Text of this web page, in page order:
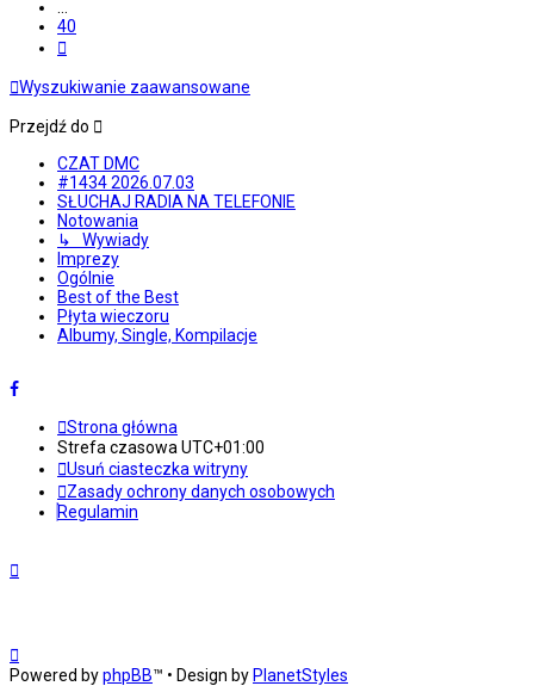
40
Wyszukiwanie zaawansowane
Przejdź do
CZAT DMC
#1434 2026.07.03
SŁUCHAJ RADIA NA TELEFONIE
Notowania
↳ Wywiady
Imprezy
Ogólnie
Best of the Best
Płyta wieczoru
Albumy, Single, Kompilacje
Strona główna
Strefa czasowa UTC+01:00
Usuń ciasteczka witryny
Zasady ochrony danych osobowych
Regulamin
Powered byphpBB™ • Design by PlanetStyles